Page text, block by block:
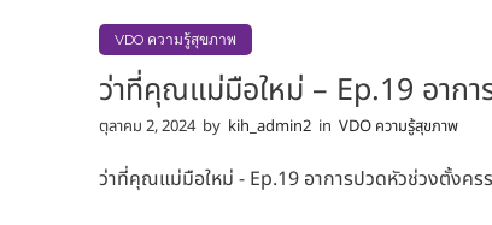
VDO ความรู้สุขภาพ
ว่าที่คุณแม่มือใหม่ – Ep.19 อาก
ตุลาคม 2, 2024 by kih_admin2 in VDO ความรู้สุขภาพ
ว่าที่คุณแม่มือใหม่ - Ep.19 อาการปวดหัวช่วงตั้งคร